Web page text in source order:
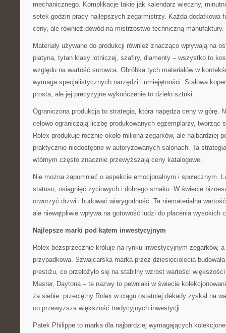
mechanicznego. Komplikacje takie jak kalendarz wieczny,
setek godzin pracy najlepszych zegarmistrzy. Każda dodatkowa
ceny, ale również dowód na mistrzostwo techniczną manufaktury.
Materiały używane do produkcji również znacząco wpływają na
platyna, tytan klasy lotniczej, szafiry, diamenty – wszystko to
względu na wartość surowca. Obróbka tych materiałów w
wymaga specjalistycznych narzędzi i umiejętności. Stalowa
prosta, ale jej precyzyjne wykończenie to dzieło sztuki.
Ograniczona produkcja to strategia, która napędza ceny w górę.
celowo ograniczają liczbę produkowanych egzemplarzy, tworząc
Rolex produkuje rocznie około miliona zegarków, ale najbardziej
praktycznie niedostępne w autoryzowanych salonach. Ta
wtórnym często znacznie przewyższają ceny katalogowe.
Nie można zapomnieć o aspekcie emocjonalnym i społecznym.
statusu, osiągnięć życiowych i dobrego smaku. W świecie
otworzyć drzwi i budować wiarygodność. Ta niematerialna
ale niewątpliwie wpływa na gotowość ludzi do płacenia wysokich
Najlepsze marki pod kątem inwestycyjnym
Rolex bezsprzecznie króluje na rynku inwestycyjnym zegarków,
przypadkowa. Szwajcarska marka przez dziesięciolecia
prestiżu, co przełożyło się na stabilny wzrost wartości
Master, Daytona – te nazwy to pewniaki w świecie
za siebie: przeciętny Rolex w ciągu ostatniej dekady zyskał na
co przewyższa większość tradycyjnych inwestycji.
Patek Philippe to marka dla najbardziej wymagających